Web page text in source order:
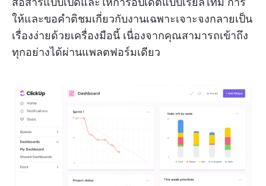
ให้และขอคำติชมเกี่ยวกับงานเฉพาะเจาะจงกลายเป็น
เรื่องง่ายด้วยเครื่องมือนี้ เนื่องจากคุณสามารถเข้าถึง
ทุกอย่างได้ผ่านแพลตฟอร์มเดียว